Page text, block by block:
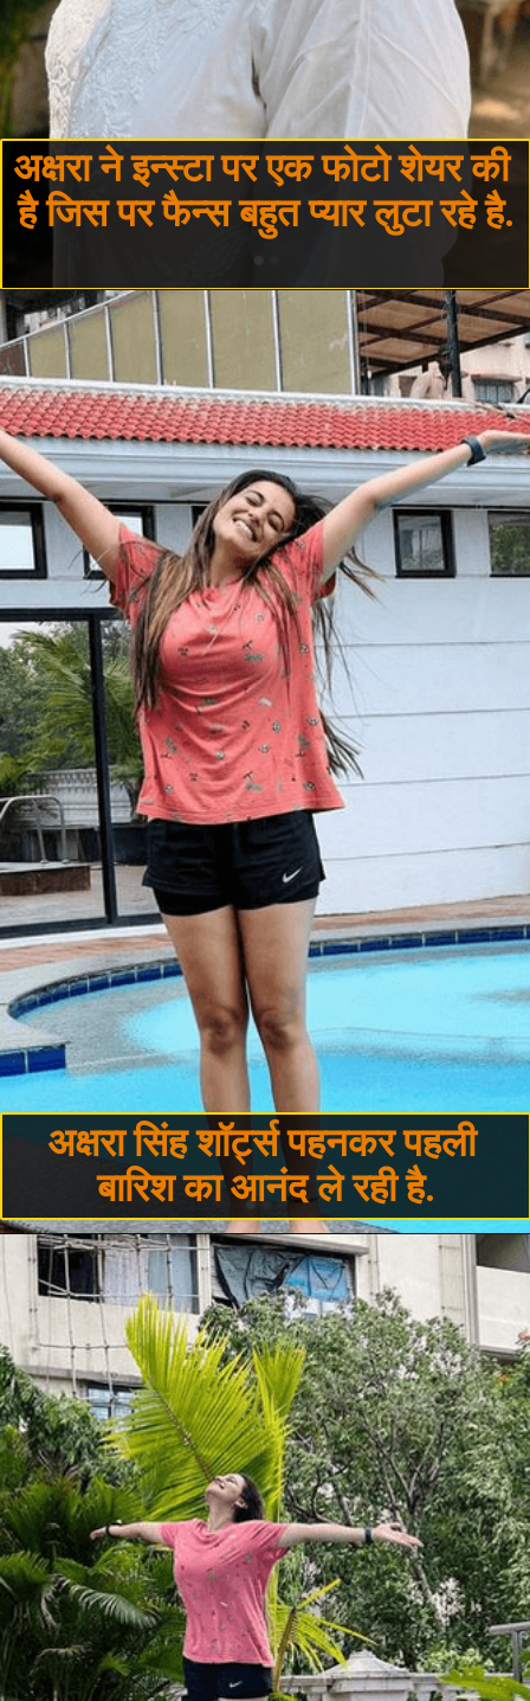
अक्षरा ने इन्स्टा पर एक फोटो शेयर की
है जिस पर फैन्स बहुत प्यार लुटा रहे है.
अक्षरा सिंह शॉर्ट्स पहनकर पहली
बारिश का आनंद ले रही है.